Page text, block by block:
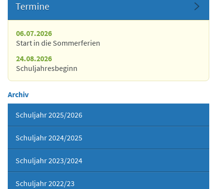
Termine
06.07.2026
Start in die Sommerferien
24.08.2026
Schuljahresbeginn
Archiv
Schuljahr 2025/2026
Schuljahr 2024/2025
Schuljahr 2023/2024
Schuljahr 2022/23